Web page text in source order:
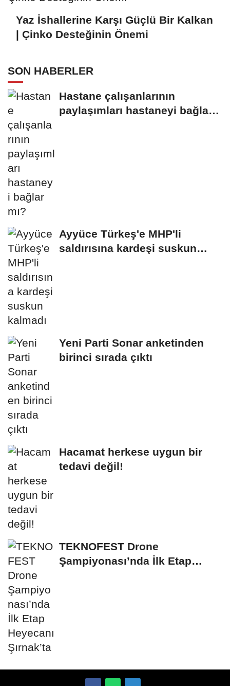
Yaz İshallerine Karşı Güçlü Bir Kalkan
| Çinko Desteğinin Önemi
SON HABERLER
Hastane çalışanlarının
paylaşımları hastaneyi bağlar
Ayyüce Türkeş'e MHP'li
saldırısına kardeşi suskun
Yeni Parti Sonar anketinden
birinci sırada çıktı
Hacamat herkese uygun bir
tedavi değil!
TEKNOFEST Drone
Şampiyonası’nda İlk Etap